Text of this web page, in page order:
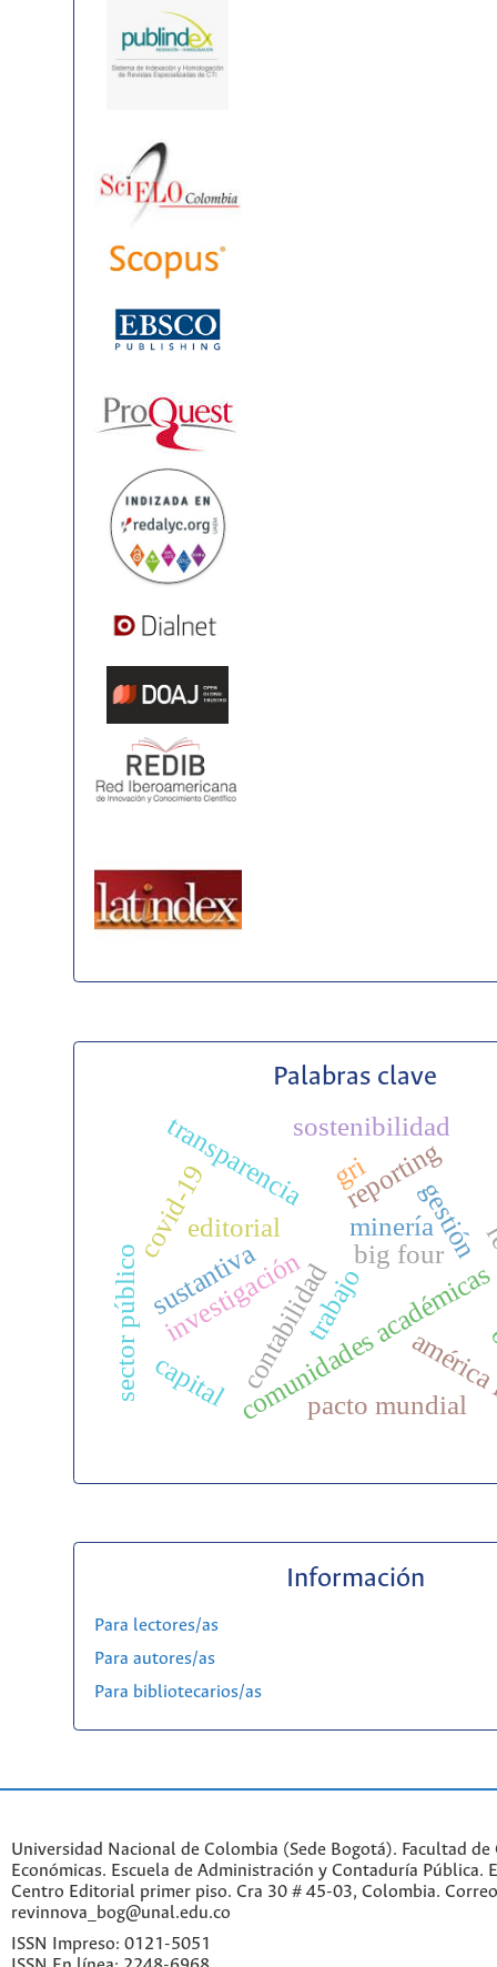
Palabras clave
comunidades académicas
contabilidad
gestión
investigación
editorial
reporting
sostenibilidad
transparencia
minería
big four
capital
covid-19
trabajo
gri
pacto mundial
sustantiva
sector público
Información
Para lectores/as
Para autores/as
Para bibliotecarios/as
Universidad Nacional de Colombia (Sede Bogotá). Facultad de
Económicas. Escuela de Administración y Contaduría Pública.
Centro Editorial primer piso. Cra 30 # 45-03, Colombia.
revinnova_bog@unal.edu.co
ISSN Impreso: 0121-5051